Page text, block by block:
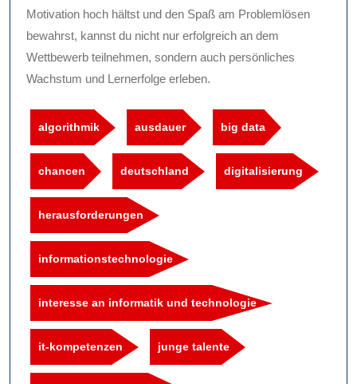
Motivation hoch hältst und den Spaß am Problemlösen
bewahrst, kannst du nicht nur erfolgreich an dem
Wettbewerb teilnehmen, sondern auch persönliches
Wachstum und Lernerfolge erleben.
algorithmik ausdauer big data
chancen deutschland digitalisierung
herausforderungen
informationstechnologie
interesse an informatik und technologie
it-kompetenzen junge talente